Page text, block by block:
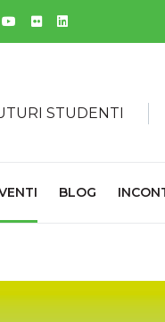
YouTube
Flickr
STUDENTI
BLOG